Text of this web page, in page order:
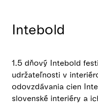
Intebold
1.5 dňový Intebold
udržateľnosti v
odovzdávania cien
slovenské interiéry a